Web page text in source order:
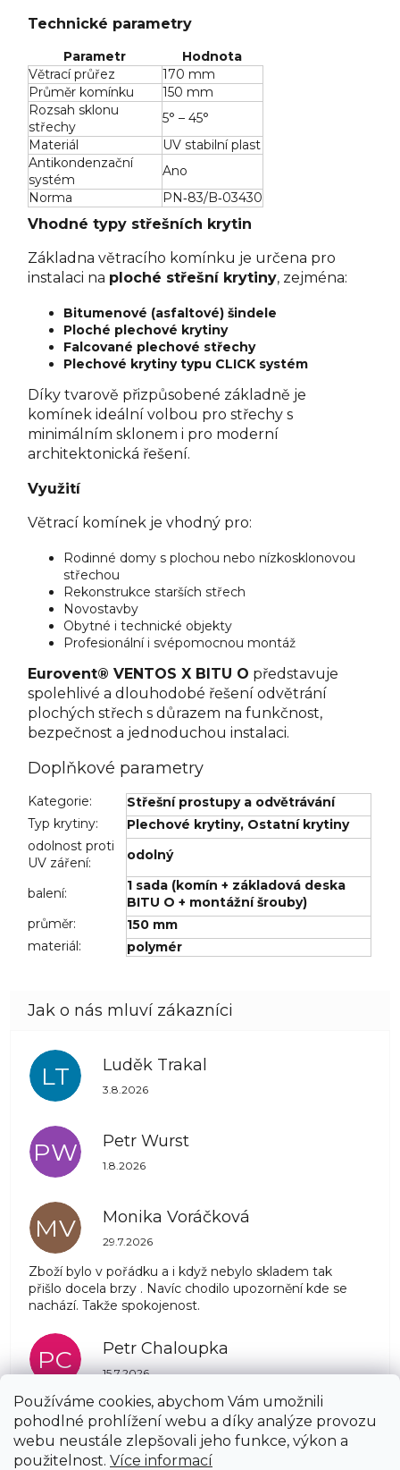
Používáme cookies, abychom Vám umožnili
pohodlné prohlížení webu a díky analýze provozu
webu neustále zlepšovali jeho funkce, výkon a
použitelnost. Více informací
Technické parametry
Parametr
Hodnota
Větrací průřez
170 mm
Průměr komínku
150 mm
Rozsah sklonu
střechy
5° – 45°
Materiál
UV stabilní plast
Antikondenzační
systém
Ano
Norma
PN‑83/B‑03430
Vhodné typy střešních krytin
Základna větracího komínku je určena pro
instalaci na ploché střešní krytiny, zejména:
Bitumenové (asfaltové) šindele
Ploché plechové krytiny
Falcované plechové střechy
Plechové krytiny typu CLICK systém
Díky tvarově přizpůsobené základně je
komínek ideální volbou pro střechy s
minimálním sklonem i pro moderní
architektonická řešení.
Využití
Větrací komínek je vhodný pro:
Rodinné domy s plochou nebo nízkosklonovou
střechou
Rekonstrukce starších střech
Novostavby
Obytné i technické objekty
Profesionální i svépomocnou montáž
Eurovent® VENTOS X BITU O představuje
spolehlivé a dlouhodobé řešení odvětrání
plochých střech s důrazem na funkčnost,
bezpečnost a jednoduchou instalaci.
Doplňkové parametry
Kategorie:
Střešní prostupy a odvětrávání
Typ krytiny: Plechové krytiny, Ostatní krytiny
odolnost proti
UV záření: odolný
balení:
1 sada (komín + základová deska
BITU O + montážní šrouby)
průměr:
150 mm
materiál : polymér
LT Luděk Trakal
Hodnocení obchodu je 5 z 5 hvězdiček.
3.8.2026
PW Petr Wurst
Hodnocení obchodu je 5 z 5 hvězdiček.
1.8.2026
MV Monika Voráčková
Hodnocení obchodu je 5 z 5 hvězdiček.
29.7.2026
Zboží bylo v pořádku a i když nebylo skladem tak
přišlo docela brzy . Navíc chodilo upozornění kde se
nachází. Takže spokojenost.
PC Petr Chaloupka
Hodnocení obchodu je 5 z 5 hvězdiček.
15.7.2026
Zobrazit další hodnocení